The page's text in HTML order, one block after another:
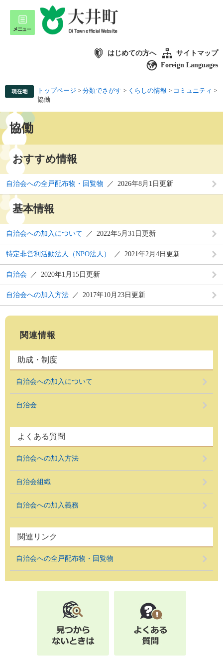
はじめての方へ
サイトマップ
Foreign Languages
トップページ > 分類でさがす > くらしの情報 > コミュニティ >
協働
協働
おすすめ情報
自治会への全戸配布物・回覧物 2026年8月1日更新
基本情報
自治会への加入について 2022年5月31日更新
特定非営利活動法人（NPO法人） 2021年2月4日更新
自治会 2020年1月15日更新
自治会への加入方法 2017年10月23日更新
関連情報
助成・制度
自治会への加入について
自治会
よくある質問
自治会への加入方法
自治会組織
自治会への加入義務
関連リンク
自治会への全戸配布物・回覧物